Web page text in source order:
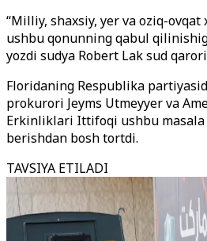
“Milliy, shaxsiy, yer va oziq-
ushbu qonunning qabul
yozdi sudya Robert Lak sud
Floridaning Respublika
prokurori Jeyms Utmeyyer va
Erkinliklari Ittifoqi ushbu masala
berishdan bosh tortdi.
TAVSIYA ETILADI